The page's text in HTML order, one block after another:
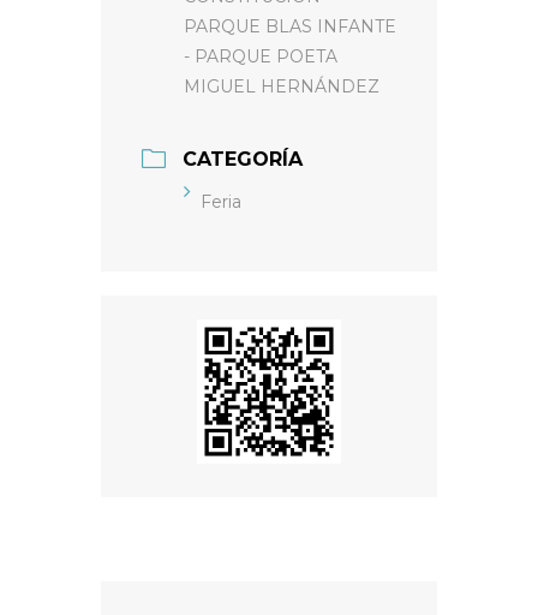
PARQUE BLAS INFANTE
- PARQUE POETA
MIGUEL HERNÁNDEZ
CATEGORÍA
Feria